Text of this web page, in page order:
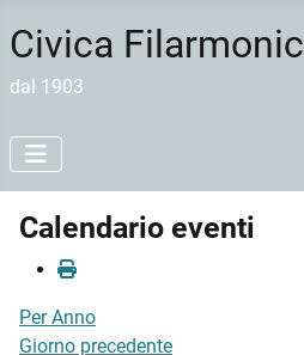
Civica
dal 1903
Calendario eventi
Per Anno
Giorno precedente